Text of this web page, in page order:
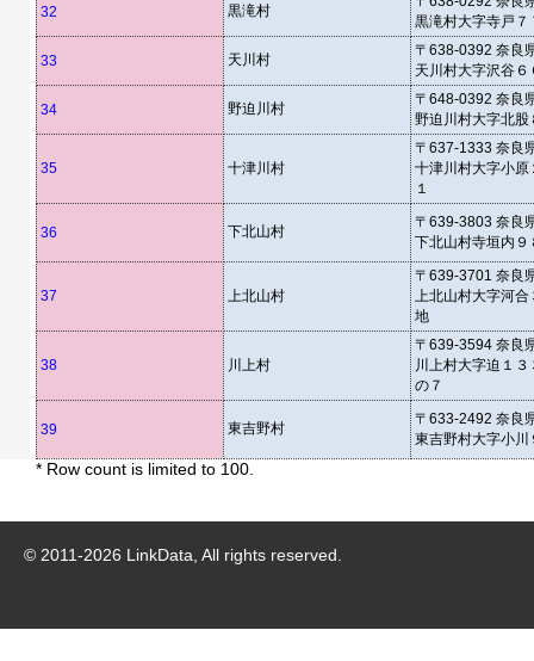
32 黒滝村
黒滝村大字寺戸７
33 天川村
〒638-0392 奈良
天川村大字沢谷６
34 野迫川村
〒648-0392 奈良
野迫川村大字北股
35 十津川村
〒637-1333 奈良
十津川村大字小原
１
36 下北山村
〒639-3803 奈良
下北山村寺垣内９
37 上北山村
〒639-3701 奈良
上北山村大字河合
地
38 川上村
〒639-3594 奈良
川上村大字迫１３
の７
39 東吉野村
〒633-2492 奈良
東吉野村大字小川
* Row count is limited to 100.
© 2011-2026 LinkData, All rights reserved.